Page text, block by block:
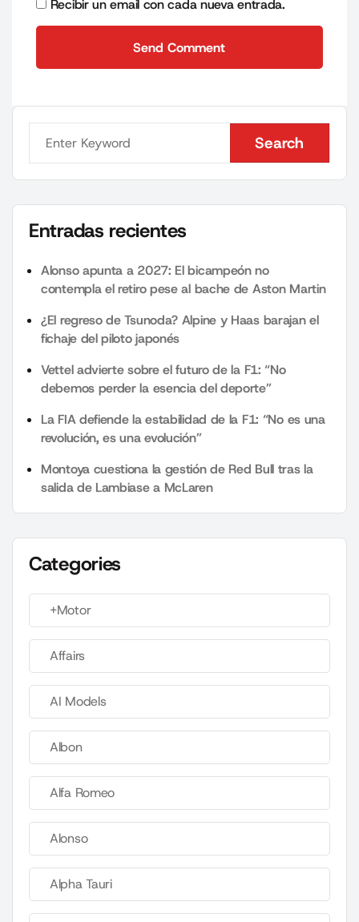
Recibir un email con cada nueva entrada.
Send Comment
Search
Search
Entradas recientes
Alonso apunta a 2027: El bicampeón no
contempla el retiro pese al bache de Aston Martin
¿El regreso de Tsunoda? Alpine y Haas barajan el
fichaje del piloto japonés
Vettel advierte sobre el futuro de la F1: “No
debemos perder la esencia del deporte”
La FIA defiende la estabilidad de la F1: “No es una
revolución, es una evolución”
Montoya cuestiona la gestión de Red Bull tras la
salida de Lambiase a McLaren
Categories
+Motor
Affairs
AI Models
Albon
Alfa Romeo
Alonso
Alpha Tauri